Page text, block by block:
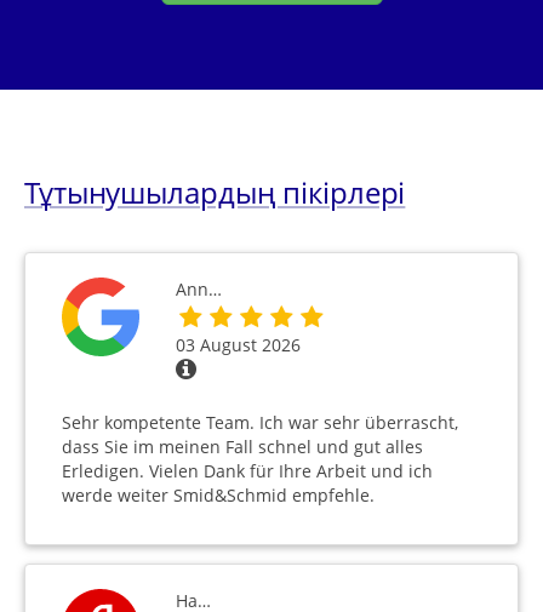
Тұтынушылардың пікірлері
Ann…
03 August 2026
Sehr kompetente Team. Ich war sehr überrascht,
dass Sie im meinen Fall schnel und gut alles
Erledigen. Vielen Dank für Ihre Arbeit und ich
werde weiter Smid&Schmid empfehle.
На…